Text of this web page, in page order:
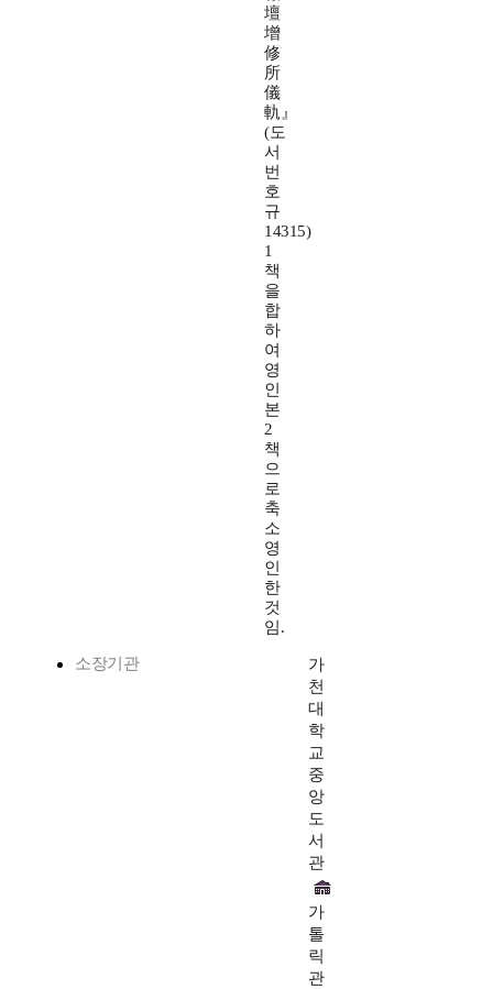
壇
增
修
所
儀
軌』
(도
서
번
호
규
14315)
1
책
을
합
하
여
영
인
본
2
책
으
로
축
소
영
인
한
것
임.
소장기관
가
천
대
학
교
중
앙
도
서
관
가
톨
릭
관